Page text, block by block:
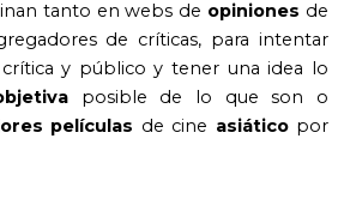
tanto en webs de opiniones de
de críticas, para intentar
y público y tener una idea lo
posible de lo que son o
películas de cine asiáticopor